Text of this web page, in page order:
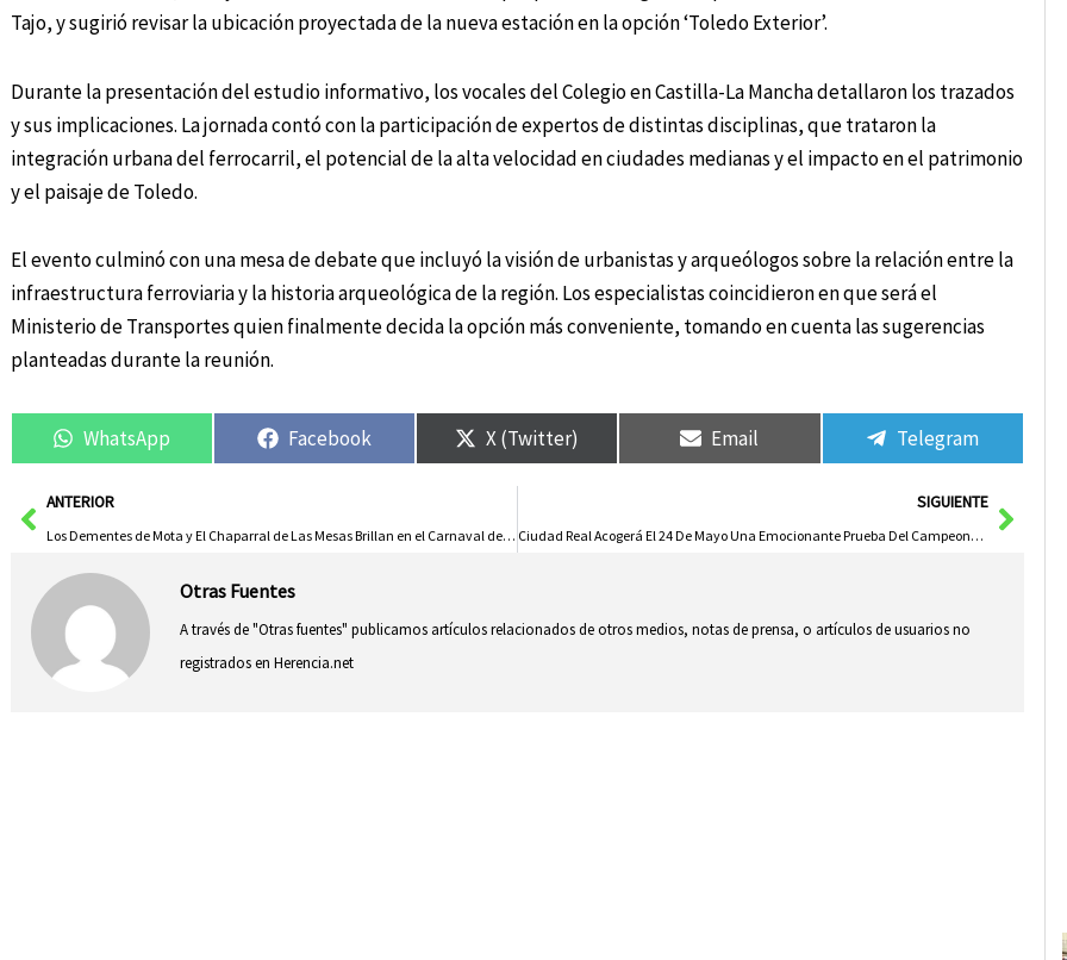
Tajo, y sugirió revisar la ubicación proyectada de la nueva estación en la opción ‘Toledo Exterior’.
Durante la presentación del estudio informativo, los vocales del Colegio en Castilla-La Mancha detallaron los trazados
y sus implicaciones. La jornada contó con la participación de expertos de distintas disciplinas, que trataron la
integración urbana del ferrocarril, el potencial de la alta velocidad en ciudades medianas y el impacto en el patrimonio
y el paisaje de Toledo.
El evento culminó con una mesa de debate que incluyó la visión de urbanistas y arqueólogos sobre la relación entre la
infraestructura ferroviaria y la historia arqueológica de la región. Los especialistas coincidieron en que será el
Ministerio de Transportes quien finalmente decida la opción más conveniente, tomando en cuenta las sugerencias
planteadas durante la reunión.
WhatsApp Facebook X (Twitter) Email Telegram
AntANTERIOR
Los Dementes de Mota y El Chaparral de Las Mesas Brillan en el Carnaval de Cuenca
SIGUIENTE
Ciudad Real Acogerá El 24 De Mayo Una Emocionante Prueba Del Campeonato De España De Freestyle Motocross
Otras Fuentes
A través de "Otras fuentes" publicamos artículos relacionados de otros medios, notas de prensa, o artículos de usuarios no
registrados en Herencia.net